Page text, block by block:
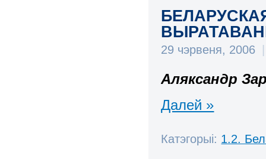
29 чэрвеня, 2006
Аляксандр
Далей »
Катэгорыі: 1.2.